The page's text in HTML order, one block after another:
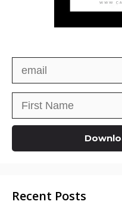
Recent Posts